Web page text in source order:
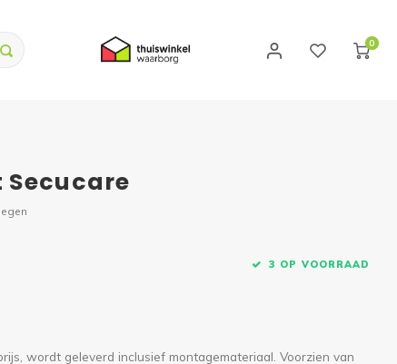
0
Secucare
3 OP VOORRAAD
wordt geleverd inclusief montagemateriaal. Voorzien van